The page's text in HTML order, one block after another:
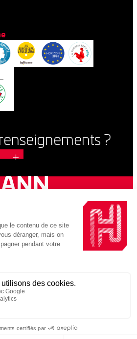
?
CEMENT
Hoffmann Green Cement
MENTIONS LÉGALESPOLITIQUE DE CONFIDENTIALITÉ
groupe engagé pour la construction